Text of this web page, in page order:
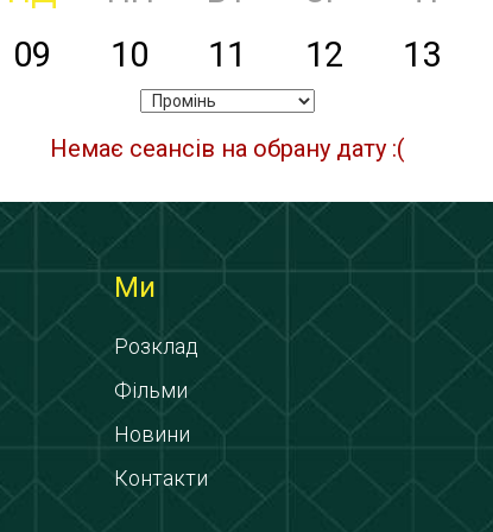
09 10 11 12 13
Немає сеансів на обрану дату :(
Ми
Розклад
Фільми
Новини
Контакти